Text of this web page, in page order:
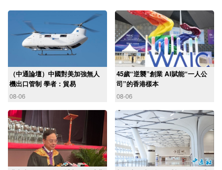
（中通論壇）中國對美加強無人
機出口管制 學者：貿易
08-06
45歲“逆襲”創業 AI賦能“一人公
司”的香港樣本
08-06